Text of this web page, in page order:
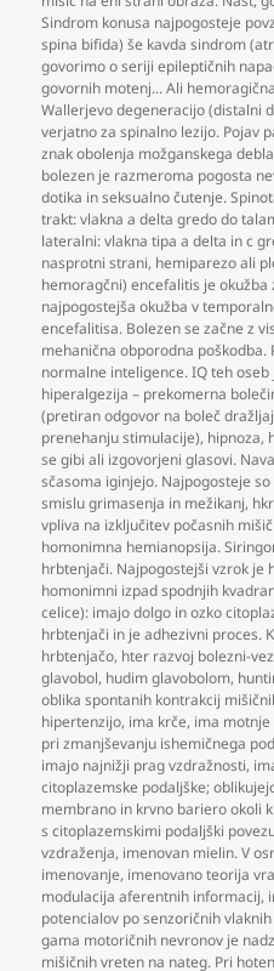
Sindrom konusa najpogosteje
spina bifida) še kavda sindrom
govorimo o seriji epileptičnih
govornih motenj... Ali
Wallerjevo degeneracijo (distalni
verjatno za spinalno lezijo. Pojav
znak obolenja možganskega
bolezen je razmeroma pogosta
dotika in seksualno čutenje.
trakt: vlakna a delta gredo do
lateralni: vlakna tipa a delta in c
nasprotni strani, hemiparezo ali
hemoragčni) encefalitis je
najpogostejša okužba v
encefalitisa. Bolezen se začne z
mehanična obporodna poškodba.
normalne inteligence. IQ teh
hiperalgezija – prekomerna
(pretiran odgovor na boleč
prenehanju stimulacije), hipnoza,
se gibi ali izgovorjeni glasovi.
sčasoma iginjejo. Najpogosteje
smislu grimasenja in mežikanj,
vpliva na izključitev počasnih
homonimna hemianopsija.
hrbtenjači. Najpogostejši vzrok je
homonimni izpad spodnjih
celice): imajo dolgo in ozko
hrbtenjači in je adhezivni proces.
hrbtenjačo, hter razvoj bolezni-
glavobol, hudim glavobolom,
oblika spontanih kontrakcij
hipertenzijo, ima krče, ima motnje
pri zmanjševanju ishemičnega
imajo najnižji prag vzdražnosti,
citoplazemske podaljške;
membrano in krvno bariero okoli
s citoplazemskimi podaljški
vzdraženja, imenovan mielin. V
imenovanje, imenovano teorija
modulacija aferentnih informacij,
potencialov po senzoričnih
gama motoričnih nevronov je
mišičnih vreten na nateg. Pri